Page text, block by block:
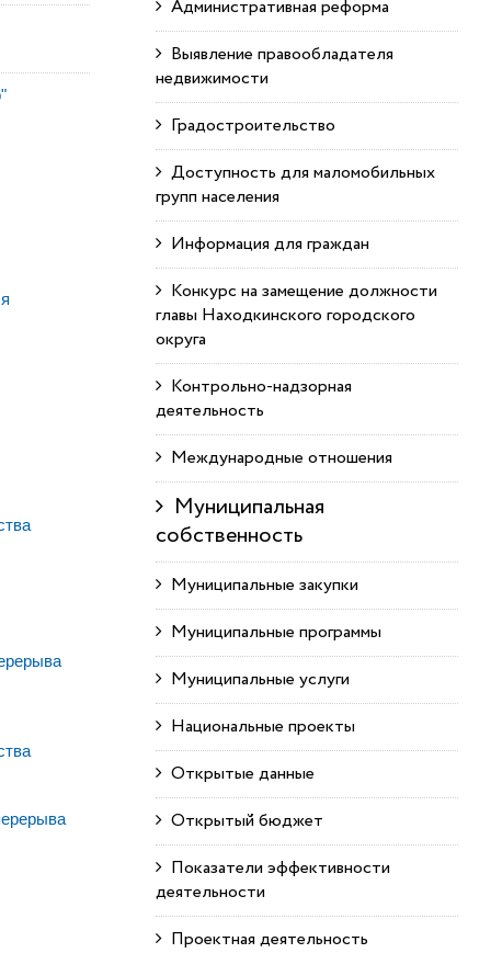
Административная реформа
Выявление правообладателя
недвижимости
Градостроительство
Доступность для маломобильных
групп населения
Информация для граждан
Конкурс на замещение должности
главы Находкинского городского
округа
Контрольно-надзорная
деятельность
Международные отношения
Муниципальная
собственность
Муниципальные закупки
Муниципальные программы
Муниципальные услуги
Национальные проекты
Открытые данные
Открытый бюджет
Показатели эффективности
деятельности
Проектная деятельность